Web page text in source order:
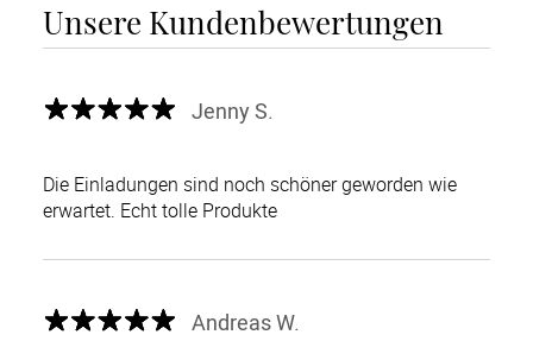
Unsere Kundenbewertungen
Jenny S.
Die Einladungen sind noch schöner geworden wie
erwartet. Echt tolle Produkte
Andreas W.